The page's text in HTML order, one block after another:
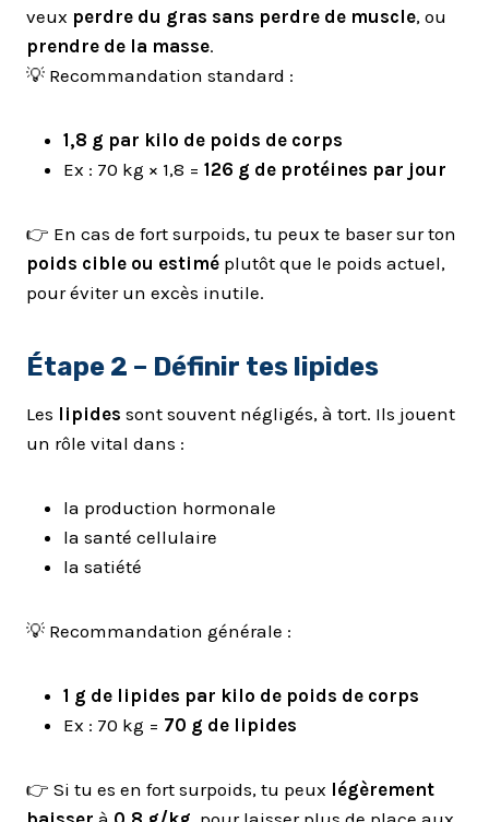
veux perdre du gras sans perdre de muscle, ou
prendre de la masse.
💡 Recommandation standard :
1,8 g par kilo de poids de corps
Ex : 70 kg × 1,8 = 126 g de protéines par jour
👉 En cas de fort surpoids, tu peux te baser sur ton
poids cible ou estimé plutôt que le poids actuel,
pour éviter un excès inutile.
Étape 2 – Définir tes lipides
Les lipides sont souvent négligés, à tort. Ils jouent
un rôle vital dans :
la production hormonale
la santé cellulaire
la satiété
💡 Recommandation générale :
1 g de lipides par kilo de poids de corps
Ex : 70 kg = 70 g de lipides
👉 Si tu es en fort surpoids, tu peux légèrement